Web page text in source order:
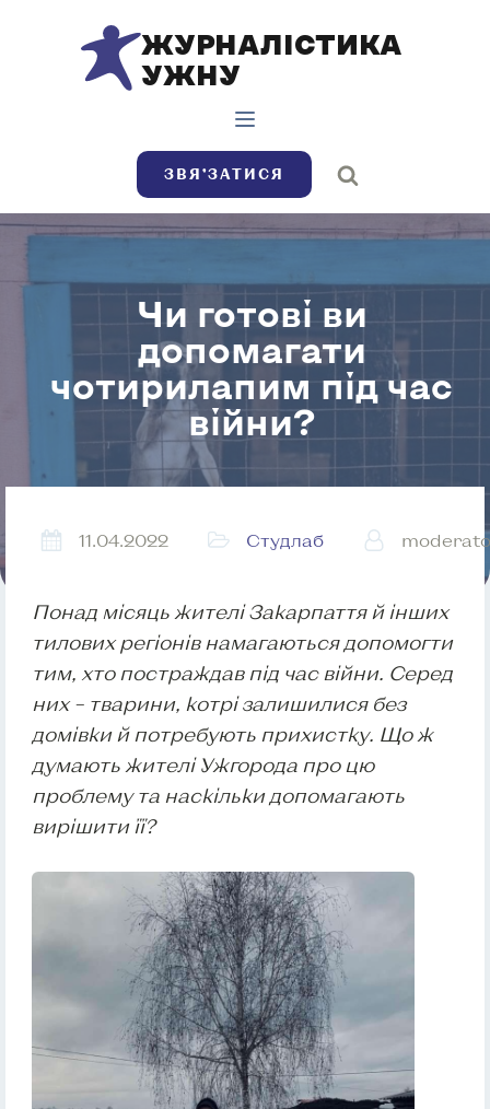
ЖУРНАЛІСТИКА
УЖНУ
ЗВЯ’ЗАТИСЯ
Чи готові ви
допомагати
чотирилапим під час
війни?
11.04.2022 Студлаб
Понад місяць жителі Закарпаття й інших
тилових регіонів намагаються допомогти
тим, хто постраждав під час війни. Серед
них – тварини, котрі залишилися без
домівки й потребують прихистку. Що ж
думають жителі Ужгорода про цю
проблему та наскільки допомагають
вирішити її?